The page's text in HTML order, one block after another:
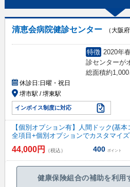
清恵会病院健診センター
（大阪
特徴 2020年
診センターが
総面積約
休診日:日曜・祝日
堺市駅 / 堺東駅
インボイス制度に対応
【個別オプション有】人間ドック(基
全項目+個別オプションでカスタマイ
44,000円 （税込） 400 ポイント
健康保険組合の補助を利用